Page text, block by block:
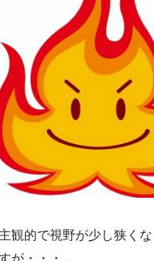
観的で視野が少し狭く